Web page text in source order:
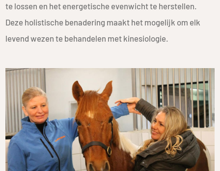
te lossen en het energetische evenwicht te herstellen.
Deze holistische benadering maakt het mogelijk om elk
levend wezen te behandelen met kinesiologie.